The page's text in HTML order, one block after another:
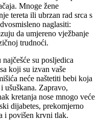
Mnoge žene
tereta ili ubrzan rad srca s
naglasiti:
da umjereno vježbanje
trudnoći.
su posljedica
koji su izvan vaše
neće naštetiti bebi koja
ušuškana. Zapravo,
kretanja nose mnogo veće
dijabetes, prekomjerno
i povišen krvni tlak.